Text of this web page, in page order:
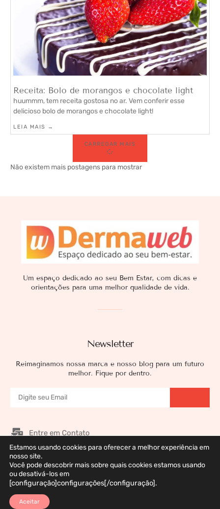
Receita: Bolo de morangos e chocolate light
huummm, tem receita gostosa no ar. Vem conferir esse
delicioso bolo de morangos e chocolate light!
LEIA MAIS →
CARREGAR MAIS
Não existem mais postagens para mostrar
Newsletter
Reimaginamos nossa marca e nosso blog para um futuro
melhor. Fique por dentro.
Um espaço dedicado ao seu Bem Estar, com dicas e
orientações para uma melhor qualidade de vida.
Entre em Contato
Nossos Patrocinadores
Galeria de Imagens
Política de Privacidade
Marca Registrada © 2026 DermaWeb. Todos os Direitos Reservados. Desenvolvido
Estamos usando cookies para oferecer a melhor experiência em
nosso site.
Você pode descobrir mais sobre quais cookies estamos usando
ou desativá-los em
[configuração]configurações[/configuração].
Aceitar